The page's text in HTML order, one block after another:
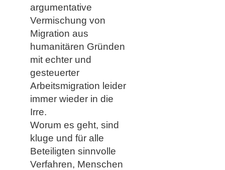
argumentative
Vermischung von
Migration aus
humanitären Gründen
mit echter und
gesteuerter
Arbeitsmigration leider
immer wieder in die
Irre.
Worum es geht, sind
kluge und für alle
Beteiligten sinnvolle
Verfahren, Menschen